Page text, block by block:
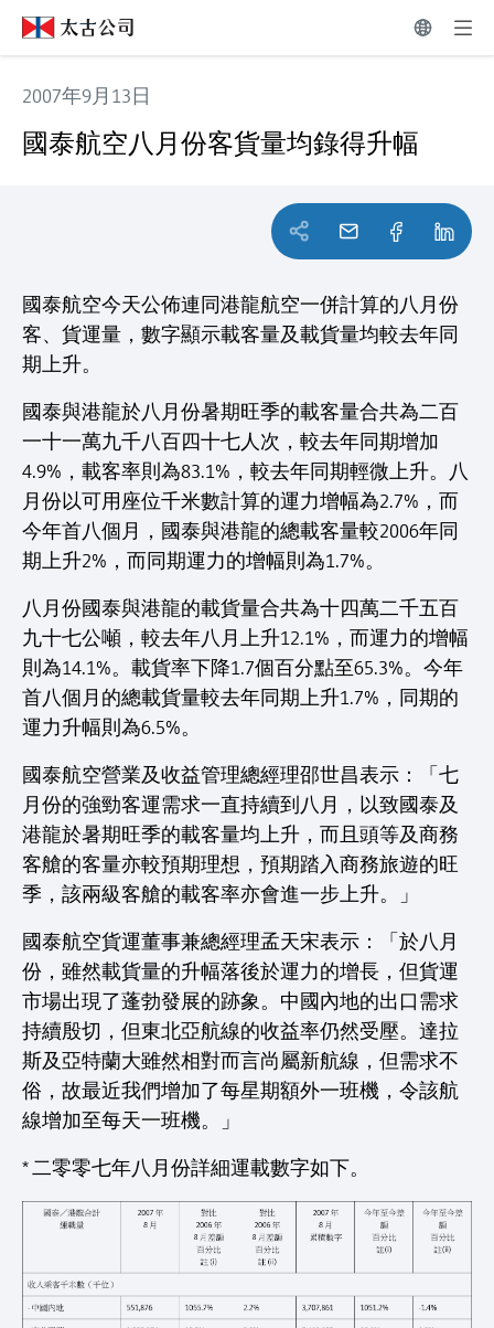
2007年9月13日
國泰航空八月份客貨量均錄得升幅
國泰航空今天公佈連同港龍航空一併計算的八月份
客、貨運量，數字顯示載客量及載貨量均較去年同
期上升。
國泰與港龍於八月份暑期旺季的載客量合共為二百
一十一萬九千八百四十七人次，較去年同期增加
4.9%，載客率則為83.1%，較去年同期輕微上升。八
月份以可用座位千米數計算的運力增幅為2.7%，而
今年首八個月，國泰與港龍的總載客量較2006年同
期上升2%，而同期運力的增幅則為1.7%。
八月份國泰與港龍的載貨量合共為十四萬二千五百
九十七公噸，較去年八月上升12.1%，而運力的增幅
則為14.1%。載貨率下降1.7個百分點至65.3%。今年
首八個月的總載貨量較去年同期上升1.7%，同期的
運力升幅則為6.5%。
國泰航空營業及收益管理總經理邵世昌表示：「七
月份的強勁客運需求一直持續到八月，以致國泰及
港龍於暑期旺季的載客量均上升，而且頭等及商務
客艙的客量亦較預期理想，預期踏入商務旅遊的旺
季，該兩級客艙的載客率亦會進一步上升。」
國泰航空貨運董事兼總經理孟天宋表示：「於八月
份，雖然載貨量的升幅落後於運力的增長，但貨運
市場出現了蓬勃發展的跡象。中國內地的出口需求
持續殷切，但東北亞航線的收益率仍然受壓。達拉
斯及亞特蘭大雖然相對而言尚屬新航線，但需求不
俗，故最近我們增加了每星期額外一班機，令該航
線增加至每天一班機。」
* 二零零七年八月份詳細運載數字如下。